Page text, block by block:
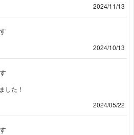
2024/11/13
2024/10/13
した！
2024/05/22